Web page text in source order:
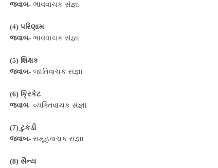
જવાબ- ભાવવાચક સંજ્ઞા
(4) પરિણામ
જવાબ- ભાવવાચક સંજ્ઞા
(5) શિક્ષક
જવાબ- જાતિવાચક સંજ્ઞા
(6) ક્રિકેટ
જવાબ- વ્યક્તિવાચક સંજ્ઞા
(7) ટુકડી
જવાબ- સમૂહવાચક સંજ્ઞા
(8) સૈન્ય